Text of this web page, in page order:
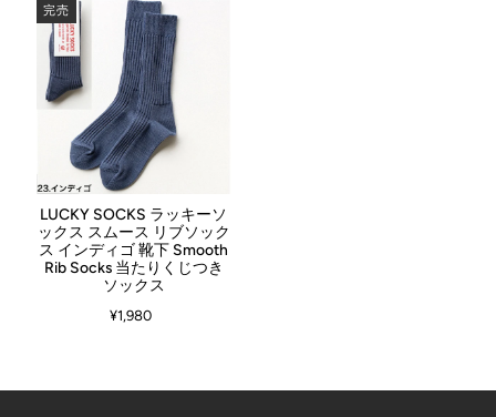
完売
LUCKY SOCKS ラッキーソ
ックス スムース リブソック
ス インディゴ 靴下 Smooth
Rib Socks 当たりくじつき
ソックス
¥1,980